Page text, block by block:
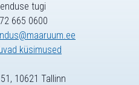
tugi
665 0600
küsimused
10621 Tallinn